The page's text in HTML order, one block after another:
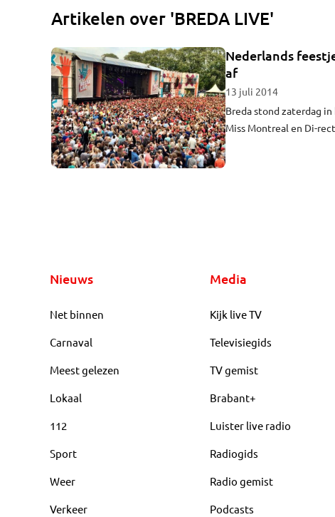
Artikelen over 'BREDA LIVE'
Nederlands
af
13 juli 2014
Breda stond zaterdag
Miss Montreal en Di-
Nieuws
Net binnen
Carnaval
Meest gelezen
Lokaal
112
Sport
Weer
Verkeer
Media
Kijk live TV
Televisiegids
TV gemist
Brabant+
Luister live radio
Radiogids
Radio gemist
Podcasts